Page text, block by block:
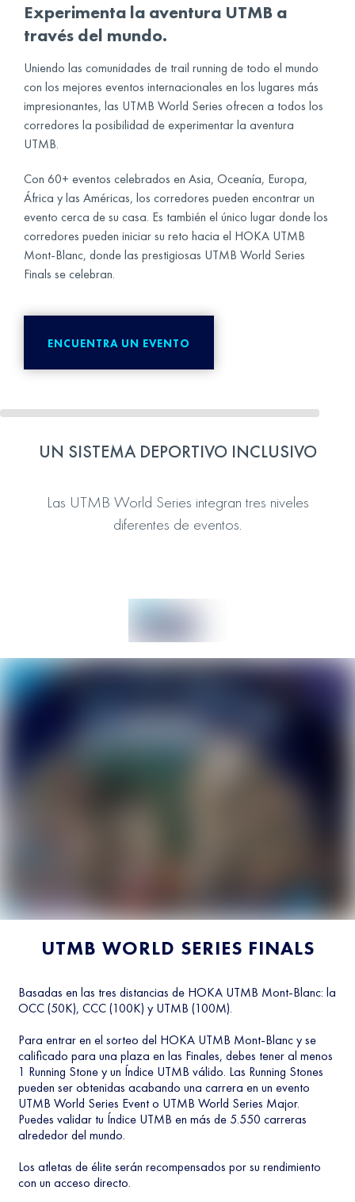
Experimenta la aventura UTMB a
través del mundo.
Uniendo las comunidades de trail running de todo el mundo
con los mejores eventos internacionales en los lugares más
impresionantes, las UTMB World Series ofrecen a todos los
corredores la posibilidad de experimentar la aventura
UTMB.
Con 60+ eventos celebrados en Asia, Oceanía, Europa,
África y las Américas, los corredores pueden encontrar un
evento cerca de su casa. Es también el único lugar donde los
corredores pueden iniciar su reto hacia el HOKA UTMB
Mont-Blanc, donde las prestigiosas UTMB World Series
Finals se celebran.
ENCUENTRA UN EVENTO
UN SISTEMA DEPORTIVO INCLUSIVO
Las UTMB World Series integran tres niveles
diferentes de eventos.
UTMB WORLD SERIES FINALS
Basadas en las tres distancias de HOKA UTMB Mont-Blanc: la
OCC (50K), CCC (100K) y UTMB (100M).
Para entrar en el sorteo del HOKA UTMB Mont-Blanc y se
calificado para una plaza en las Finales, debes tener al menos
1 Running Stone y un Índice UTMB válido. Las Running Stones
pueden ser obtenidas acabando una carrera en un evento
UTMB World Series Event o UTMB World Series Major.
Puedes validar tu Índice UTMB en más de 5.550 carreras
alrededor del mundo.
Los atletas de élite serán recompensados por su rendimiento
con un acceso directo.